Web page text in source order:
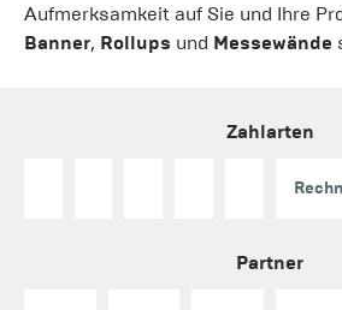
Aufmerksamkeit auf Sie und Ihre
Banner, Rollups und Messewände
Zahlarten
Partner